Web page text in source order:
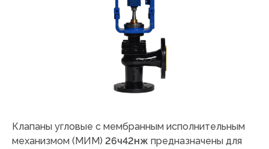
Клапаны угловые с мембранным исполнительным
механизмом (МИМ) 26ч42нж предназначены для